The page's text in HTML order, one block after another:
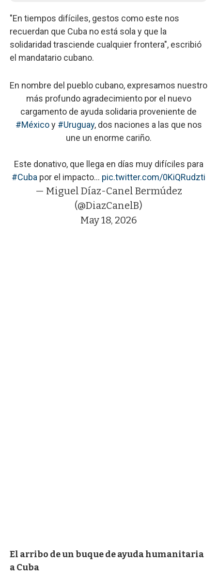
"En tiempos difíciles, gestos como este nos
recuerdan que Cuba no está sola y que la
solidaridad trasciende cualquier frontera", escribió
el mandatario cubano.
En nombre del pueblo cubano, expresamos nuestro
más profundo agradecimiento por el nuevo
cargamento de ayuda solidaria proveniente de
#Méxicoy #Uruguay, dos naciones a las que nos
une un enorme cariño.
Este donativo, que llega en días muy difíciles para
#Cuba por el impacto… pic.twitter.com/0KiQRudzti
— Miguel Díaz-Canel Bermúdez
(@DiazCanelB)
May 18, 2026
El arribo de un buque de ayuda humanitaria
a Cuba